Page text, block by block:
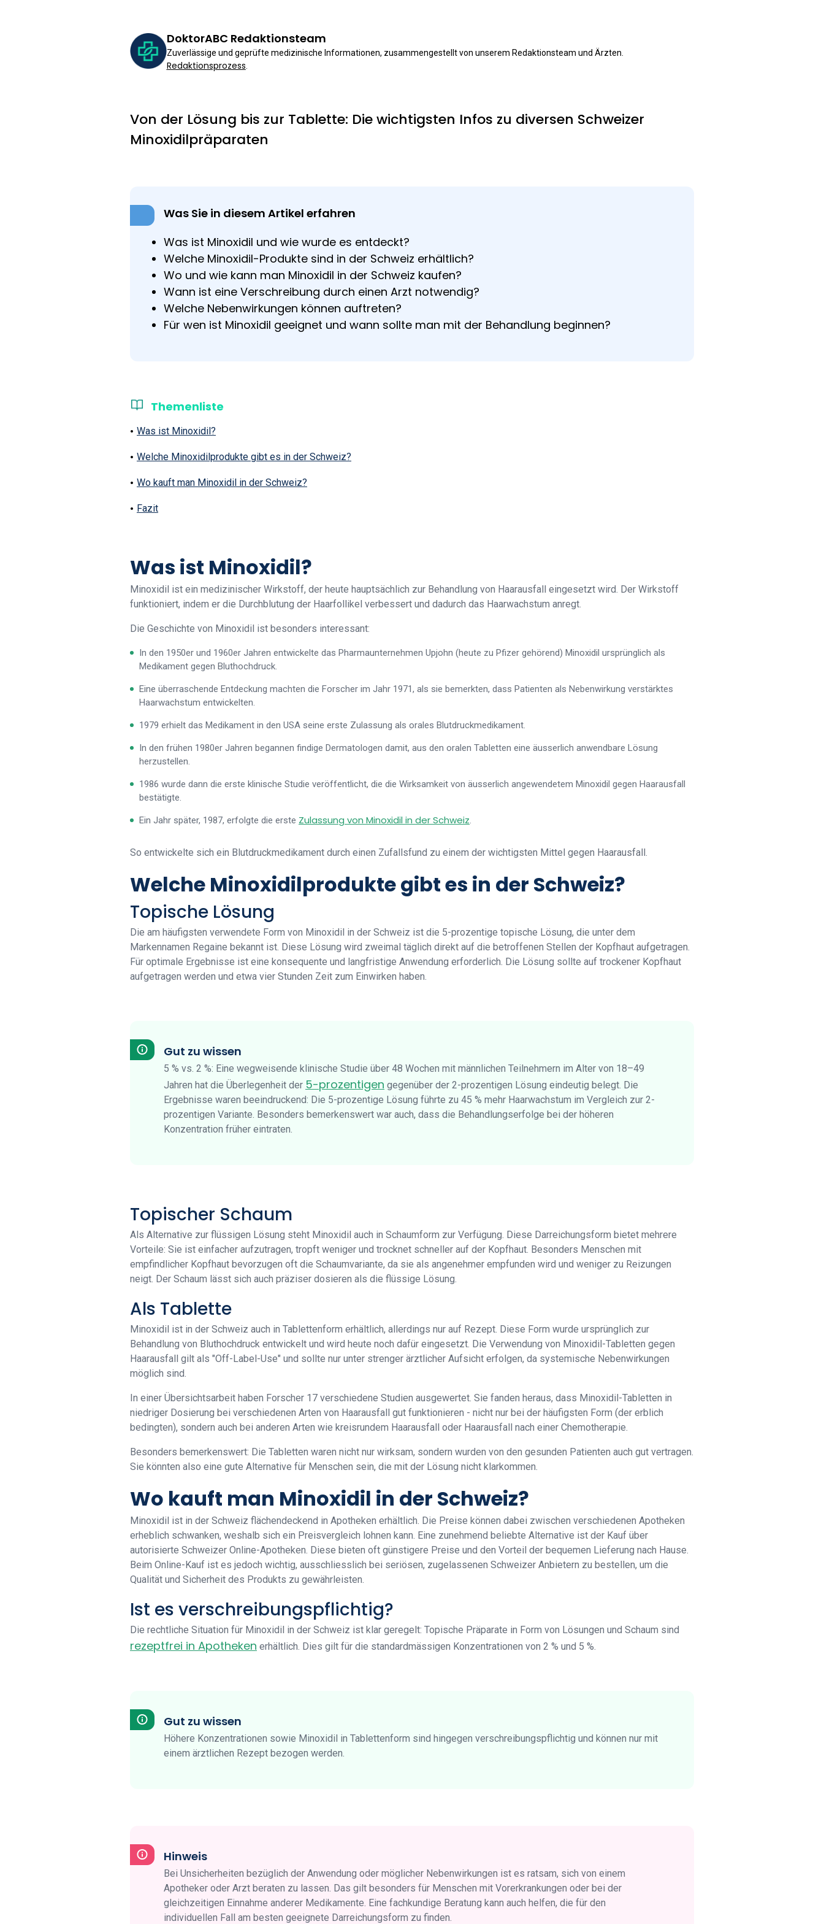
DoktorABC Redaktionsteam
Zuverlässige und geprüfte medizinische Informationen, zusammengestellt von unserem Redaktionsteam und Ärzten.
Redaktionsprozess
Von der Lösung bis zur Tablette: Die wichtigsten Infos zu diversen Schweizer
Minoxidilpräparaten
Was Sie in diesem Artikel erfahren
Was ist Minoxidil und wie wurde es entdeckt?
Welche Minoxidil-Produkte sind in der Schweiz erhältlich?
Wo und wie kann man Minoxidil in der Schweiz kaufen?
Wann ist eine Verschreibung durch einen Arzt notwendig?
Welche Nebenwirkungen können auftreten?
Für wen ist Minoxidil geeignet und wann sollte man mit der Behandlung beginnen?
Themenliste
Was ist Minoxidil?
Welche Minoxidilprodukte gibt es in der Schweiz?
Wo kauft man Minoxidil in der Schweiz?
Fazit
Was ist Minoxidil?
Minoxidil ist ein medizinischer Wirkstoff, der heute hauptsächlich zur Behandlung von Haarausfall eingesetzt wird. Der Wirkstoff
funktioniert, indem er die Durchblutung der Haarfollikel verbessert und dadurch das Haarwachstum anregt.
Die Geschichte von Minoxidil ist besonders interessant:
In den 1950er und 1960er Jahren entwickelte das Pharmaunternehmen Upjohn (heute zu Pfizer gehörend) Minoxidil ursprünglich als
Medikament gegen Bluthochdruck.
Eine überraschende Entdeckung machten die Forscher im Jahr 1971, als sie bemerkten, dass Patienten als Nebenwirkung verstärktes
Haarwachstum entwickelten.
1979 erhielt das Medikament in den USA seine erste Zulassung als orales Blutdruckmedikament.
In den frühen 1980er Jahren begannen findige Dermatologen damit, aus den oralen Tabletten eine äusserlich anwendbare Lösung
herzustellen.
1986 wurde dann die erste klinische Studie veröffentlicht, die die Wirksamkeit von äusserlich angewendetem Minoxidil gegen Haarausfall
bestätigte.
Ein Jahr später, 1987, erfolgte die erste Zulassung von Minoxidil in der Schweiz
So entwickelte sich ein Blutdruckmedikament durch einen Zufallsfund zu einem der wichtigsten Mittel gegen Haarausfall.
Welche Minoxidilprodukte gibt es in der Schweiz?
Topische Lösung
Die am häufigsten verwendete Form von Minoxidil in der Schweiz ist die 5-prozentige topische Lösung, die unter dem
Markennamen Regaine bekannt ist. Diese Lösung wird zweimal täglich direkt auf die betroffenen Stellen der Kopfhaut aufgetragen.
Für optimale Ergebnisse ist eine konsequente und langfristige Anwendung erforderlich. Die Lösung sollte auf trockener Kopfhaut
aufgetragen werden und etwa vier Stunden Zeit zum Einwirken haben.
Gut zu wissen
5 % vs. 2 %: Eine wegweisende klinische Studie über 48 Wochen mit männlichen Teilnehmern im Alter von 18–49
Jahren hat die Überlegenheit der 5-prozentigen gegenüber der 2-prozentigen Lösung eindeutig belegt. Die
Ergebnisse waren beeindruckend: Die 5-prozentige Lösung führte zu 45 % mehr Haarwachstum im Vergleich zur 2-
prozentigen Variante. Besonders bemerkenswert war auch, dass die Behandlungserfolge bei der höheren
Konzentration früher eintraten.
Topischer Schaum
Als Alternative zur flüssigen Lösung steht Minoxidil auch in Schaumform zur Verfügung. Diese Darreichungsform bietet mehrere
Vorteile: Sie ist einfacher aufzutragen, tropft weniger und trocknet schneller auf der Kopfhaut. Besonders Menschen mit
empfindlicher Kopfhaut bevorzugen oft die Schaumvariante, da sie als angenehmer empfunden wird und weniger zu Reizungen
neigt. Der Schaum lässt sich auch präziser dosieren als die flüssige Lösung.
Als Tablette
Minoxidil ist in der Schweiz auch in Tablettenform erhältlich, allerdings nur auf Rezept. Diese Form wurde ursprünglich zur
Behandlung von Bluthochdruck entwickelt und wird heute noch dafür eingesetzt. Die Verwendung von Minoxidil-Tabletten gegen
Haarausfall gilt als "Off-Label-Use" und sollte nur unter strenger ärztlicher Aufsicht erfolgen, da systemische Nebenwirkungen
möglich sind.
In einer Übersichtsarbeit haben Forscher 17 verschiedene Studien ausgewertet. Sie fanden heraus, dass Minoxidil-Tabletten in
niedriger Dosierung bei verschiedenen Arten von Haarausfall gut funktionieren - nicht nur bei der häufigsten Form (der erblich
bedingten), sondern auch bei anderen Arten wie kreisrundem Haarausfall oder Haarausfall nach einer Chemotherapie.
Besonders bemerkenswert: Die Tabletten waren nicht nur wirksam, sondern wurden von den gesunden Patienten auch gut vertragen.
Sie könnten also eine gute Alternative für Menschen sein, die mit der Lösung nicht klarkommen.
Wo kauft man Minoxidil in der Schweiz?
Minoxidil ist in der Schweiz flächendeckend in Apotheken erhältlich. Die Preise können dabei zwischen verschiedenen Apotheken
erheblich schwanken, weshalb sich ein Preisvergleich lohnen kann. Eine zunehmend beliebte Alternative ist der Kauf über
autorisierte Schweizer Online-Apotheken. Diese bieten oft günstigere Preise und den Vorteil der bequemen Lieferung nach Hause.
Beim Online-Kauf ist es jedoch wichtig, ausschliesslich bei seriösen, zugelassenen Schweizer Anbietern zu bestellen, um die
Qualität und Sicherheit des Produkts zu gewährleisten.
Ist es verschreibungspflichtig?
Die rechtliche Situation für Minoxidil in der Schweiz ist klar geregelt: Topische Präparate in Form von Lösungen und Schaum sind
rezeptfrei in Apotheken erhältlich. Dies gilt für die standardmässigen Konzentrationen von 2 % und 5 %.
Gut zu wissen
Höhere Konzentrationen sowie Minoxidil in Tablettenform sind hingegen verschreibungspflichtig und können nur mit
einem ärztlichen Rezept bezogen werden.
Hinweis
Bei Unsicherheiten bezüglich der Anwendung oder möglicher Nebenwirkungen ist es ratsam, sich von einem
Apotheker oder Arzt beraten zu lassen. Das gilt besonders für Menschen mit Vorerkrankungen oder bei der
gleichzeitigen Einnahme anderer Medikamente. Eine fachkundige Beratung kann auch helfen, die für den
individuellen Fall am besten geeignete Darreichungsform zu finden.